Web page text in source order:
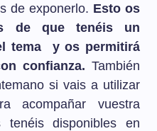
de exponerlo. Esto os
de que tenéis un
tema y os permitirá
confianza. También
si vais a utilizar
acompañar vuestra
disponibles en